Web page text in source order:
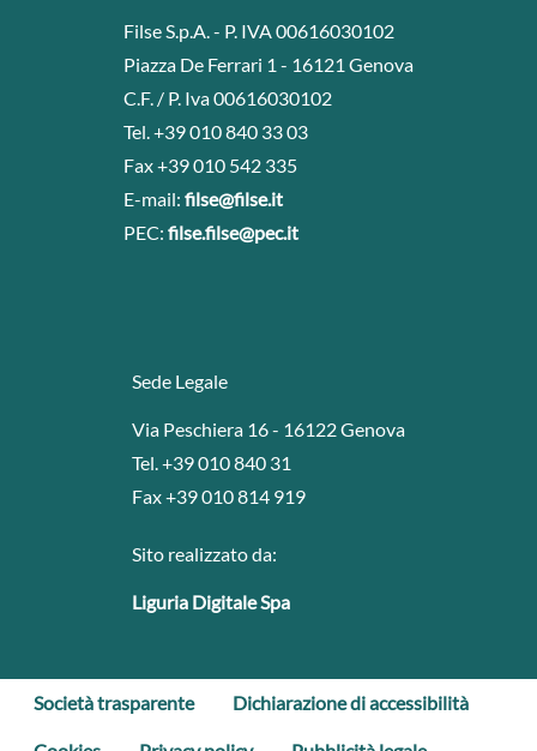
Filse S.p.A. - P. IVA 00616030102
Piazza De Ferrari 1 - 16121 Genova
C.F. / P. Iva 00616030102
Tel. +39 010 840 33 03
Fax +39 010 542 335
E-mail: filse@filse.it
PEC: filse.filse@pec.it
Sede Legale
Via Peschiera 16 - 16122 Genova
Tel. +39 010 840 31
Fax +39 010 814 919
Sito realizzato da:
Liguria Digitale Spa
Società trasparente Dichiarazione di accessibilità